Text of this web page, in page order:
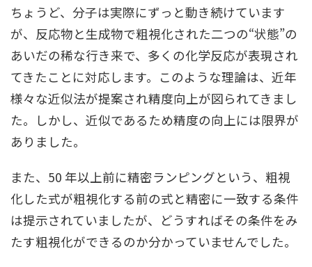
ちょうど、分⼦は実際にずっと動き続けています
が、反応物と⽣成物で粗視化された⼆つの“状態”の
あいだの稀な⾏き来で、多くの化学反応が表現され
てきたことに対応します。このような理論は、近年
様々な近似法が提案され精度向上が図られてきまし
た。しかし、近似であるため精度の向上には限界が
ありました。
また、50 年以上前に精密ランピングという、粗視
化した式が粗視化する前の式と精密に⼀致する条件
は提⽰されていましたが、どうすればその条件をみ
たす粗視化ができるのか分かっていませんでした。